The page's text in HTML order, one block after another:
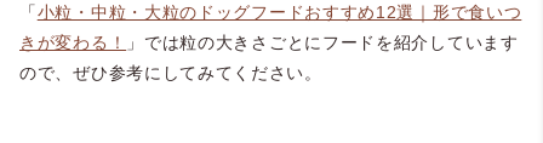
「小粒・中粒・大粒のドッグフードおすすめ12選｜形で食いつ
きが変わる！
」では粒の大きさごとにフードを紹介しています
ので、ぜひ参考にしてみてください。